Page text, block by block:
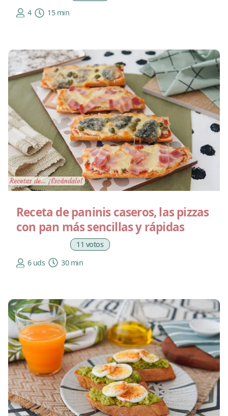
4
15 min
Receta de paninis caseros, las pizzas
con pan más sencillas y rápidas
11 votos
6 uds
30 min